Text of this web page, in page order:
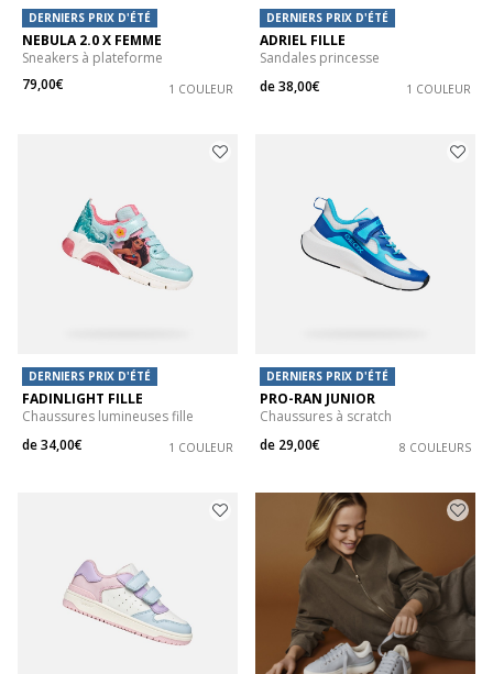
DERNIERS PRIX D'ÉTÉ
NEBULA 2.0 X FEMME
Sneakers à plateforme
79,00€
1 COULEUR
DERNIERS PRIX D'ÉTÉ
ADRIEL FILLE
Sandales princesse
de38,00€ 1 COULEUR
DERNIERS PRIX D'ÉTÉ
FADINLIGHT FILLE
Chaussures lumineuses fille
de34,00€ 1 COULEUR
DERNIERS PRIX D'ÉTÉ
PRO-RAN JUNIOR
Chaussures à scratch
de 29,00€ 8 COULEURS